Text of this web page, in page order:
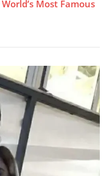
Most Famous